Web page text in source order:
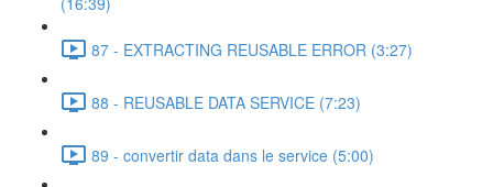
87 - EXTRACTING REUSABLE ERROR (3:27)
88 - REUSABLE DATA SERVICE (7:23)
89 - convertir data dans le service (5:00)